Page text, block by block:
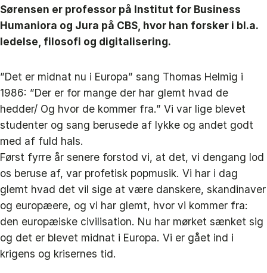
Sørensen er professor på Institut for Business
Humaniora og Jura på CBS, hvor han forsker i bl.a.
ledelse, filosofi og digitalisering.
”Det er midnat nu i Europa” sang Thomas Helmig i
1986: ”Der er for mange der har glemt hvad de
hedder/ Og hvor de kommer fra.” Vi var lige blevet
studenter og sang berusede af lykke og andet godt
med af fuld hals.
Først fyrre år senere forstod vi, at det, vi dengang lod
os beruse af, var profetisk popmusik. Vi har i dag
glemt hvad det vil sige at være danskere, skandinaver
og europæere, og vi har glemt, hvor vi kommer fra:
den europæiske civilisation. Nu har mørket sænket sig
og det er blevet midnat i Europa. Vi er gået ind i
krigens og krisernes tid.